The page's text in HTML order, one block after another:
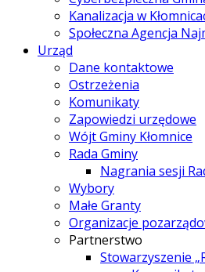
Kanalizacja w
Społeczna Agencja
Urząd
Dane kontaktowe
Ostrzeżenia
Komunikaty
Zapowiedzi urzędowe
Wójt Gminy Kłomnice
Rada Gminy
Nagrania sesji
Wybory
Małe Granty
Organizacje
Partnerstwo
Stowarzyszenie